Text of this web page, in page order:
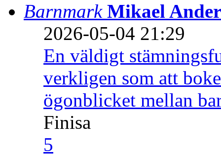
Barnmark Mikael
2026-05-04 21:29
En väldigt
verkligen som att
ögonblicket mellan
Finisa
5